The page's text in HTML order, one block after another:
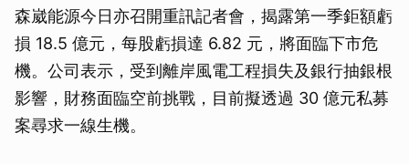
森崴能源今日亦召開重訊記者會，揭露第一季鉅額虧
損 18.5 億元，每股虧損達 6.82 元，將面臨下市危
機。公司表示，受到離岸風電工程損失及銀行抽銀根
影響，財務面臨空前挑戰，目前擬透過 30 億元私募
案尋求一線生機。